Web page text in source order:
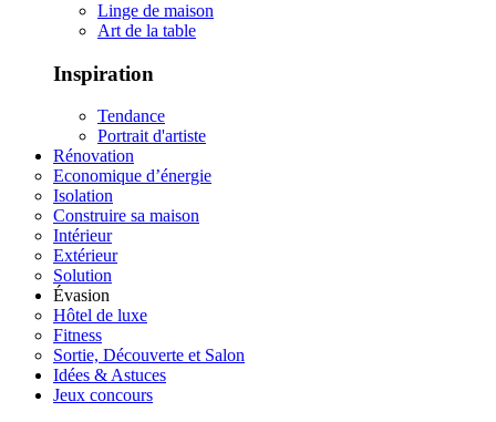
Linge de maison
Art de la table
Inspiration
Tendance
Portrait d'artiste
Rénovation
Economique d’énergie
Isolation
Construire sa maison
Intérieur
Extérieur
Solution
Évasion
Hôtel de luxe
Fitness
Sortie, Découverte et Salon
Idées & Astuces
Jeux concours